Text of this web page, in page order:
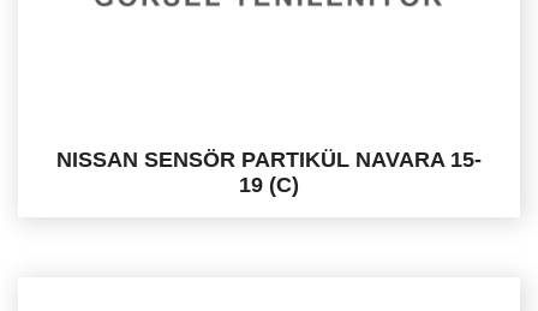
NISSAN SENSÖR PARTIKÜL NAVARA 15-
19 (C)